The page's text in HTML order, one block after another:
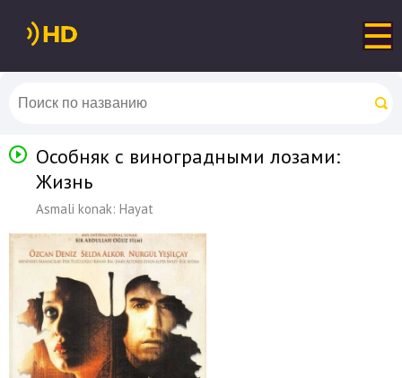
Особняк с виноградными лозами:
Жизнь
Asmali konak: Hayat